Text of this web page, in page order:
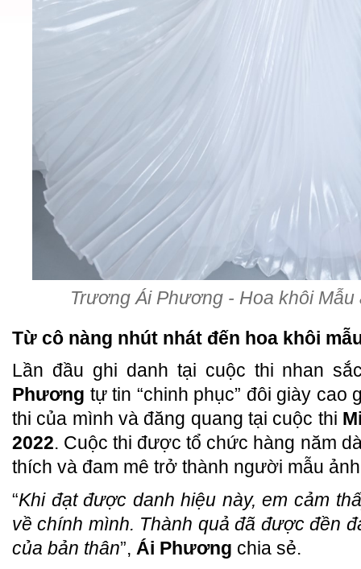
Trương Ái Phương - Hoa khôi Mẫu
Từ cô nàng nhút nhát đến hoa khôi
Lần đầu ghi danh tại cuộc thi nhan
Phương tự tin “chinh phục” đôi giày cao
thi của mình và đăng quang tại cuộc thi
2022. Cuộc thi được tổ chức hàng năm
thích và đam mê trở thành người mẫu
“Khi đạt được danh hiệu này, em cảm
về chính mình. Thành quả đã được đền
của bản thân”, Ái Phương chia sẻ.